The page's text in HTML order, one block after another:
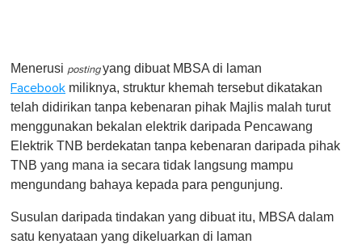
Menerusi postingyang dibuat MBSA di laman
Facebook miliknya, struktur khemah tersebut dikatakan
telah didirikan tanpa kebenaran pihak Majlis malah turut
menggunakan bekalan elektrik daripada Pencawang
Elektrik TNB berdekatan tanpa kebenaran daripada pihak
TNB yang mana ia secara tidak langsung mampu
mengundang bahaya kepada para pengunjung.
Susulan daripada tindakan yang dibuat itu, MBSA dalam
satu kenyataan yang dikeluarkan di laman